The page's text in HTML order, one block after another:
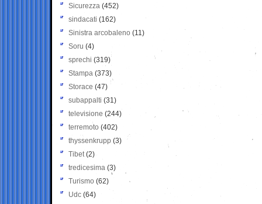
Sicurezza (452)
sindacati (162)
Sinistra arcobaleno (11)
Soru (4)
sprechi (319)
Stampa (373)
Storace (47)
subappalti (31)
televisione(244)
terremoto (402)
thyssenkrupp (3)
Tibet(2)
tredicesima (3)
Turismo (62)
Udc (64)